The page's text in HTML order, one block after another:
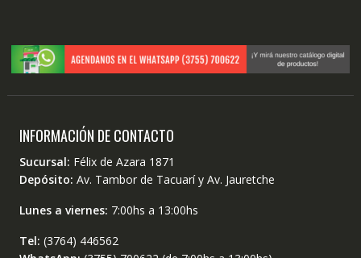
INFORMACIÓN DE CONTACTO
Sucursal: Félix de Azara 1871
Depósito: Av. Tambor de Tacuarí y Av. Jauretche
Lunes a viernes: 7:00hs a 13:00hs
Tel: (3764) 446562